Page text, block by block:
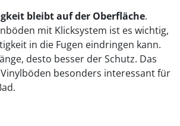
bleibt auf der Oberfläche.
mit Klicksystem ist es wichtig,
in die Fugen eindringen kann.
desto besser der Schutz. Das
besonders interessant für